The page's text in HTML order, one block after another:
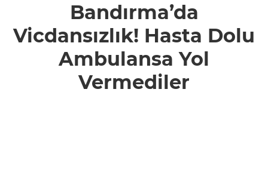
Ambulansa
Yol
Vermediler
Bandırma’da
Vicdansızlık! Hasta Dolu
Ambulansa Yol
Vermediler